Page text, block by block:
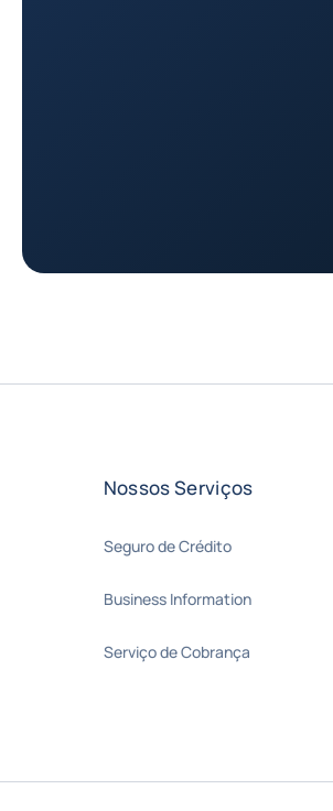
Nossos Serviços
Seguro de Crédito
Business Information
Serviço de Cobrança